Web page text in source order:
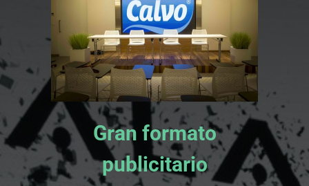
Gran formato
publicitario